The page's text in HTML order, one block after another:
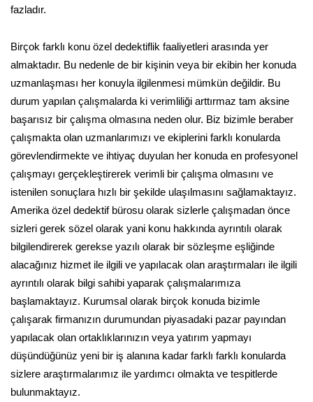
fazladır.
Birçok farklı konu özel dedektiflik faaliyetleri arasında yer
almaktadır. Bu nedenle de bir kişinin veya bir ekibin her konuda
uzmanlaşması her konuyla ilgilenmesi mümkün değildir. Bu
durum yapılan çalışmalarda ki verimliliği arttırmaz tam aksine
başarısız bir çalışma olmasına neden olur. Biz bizimle beraber
çalışmakta olan uzmanlarımızı ve ekiplerini farklı konularda
görevlendirmekte ve ihtiyaç duyulan her konuda en profesyonel
çalışmayı gerçekleştirerek verimli bir çalışma olmasını ve
istenilen sonuçlara hızlı bir şekilde ulaşılmasını sağlamaktayız.
Amerika özel dedektif bürosu olarak sizlerle çalışmadan önce
sizleri gerek sözel olarak yani konu hakkında ayrıntılı olarak
bilgilendirerek gerekse yazılı olarak bir sözleşme eşliğinde
alacağınız hizmet ile ilgili ve yapılacak olan araştırmaları ile ilgili
ayrıntılı olarak bilgi sahibi yaparak çalışmalarımıza
başlamaktayız. Kurumsal olarak birçok konuda bizimle
çalışarak firmanızın durumundan piyasadaki pazar payından
yapılacak olan ortaklıklarınızın veya yatırım yapmayı
düşündüğünüz yeni bir iş alanına kadar farklı farklı konularda
sizlere araştırmalarımız ile yardımcı olmakta ve tespitlerde
bulunmaktayız.